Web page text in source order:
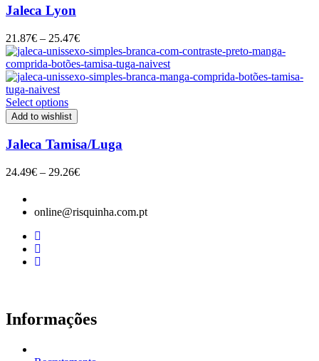
Jaleca Lyon
21.87€ – 25.47€Price
range:
21.87€
through
Select options
Add to wishlist
Jaleca Tamisa/Luga
24.49€ – 29.26€Price
through
online@risquinha.com.pt
Informações